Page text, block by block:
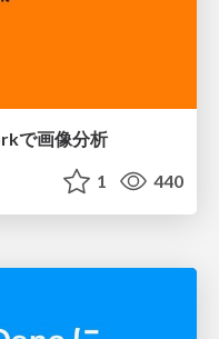
で画像分析
1 440